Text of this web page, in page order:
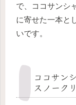
で、ココサンシ
に寄せた一本と
いです。
ココサン
スノーク